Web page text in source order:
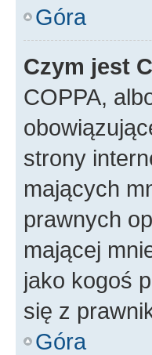
Góra
Czym jest
COPPA,
strony
mających
prawnych
mającej
jako kogoś
się z
Góra